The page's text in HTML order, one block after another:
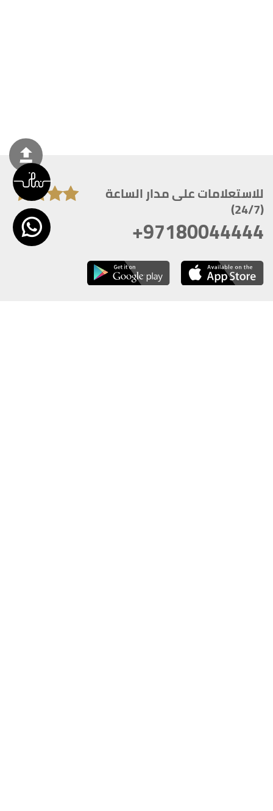
للاستعلامات على مدار الساعة
(24/7)
+97180044444